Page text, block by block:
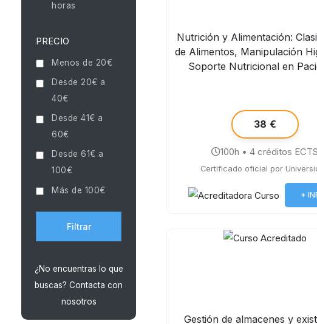
horas
PRECIO
Menos de 20€
Desde 20€ a
40€
Desde 41€ a
60€
Desde 61€ a
100€
Más de 100€
Filtrar
¿No encuentras lo que
buscas? Contacta con
nosotros
Nutrición y Alimentación:
de Alimentos, Manipulación
Soporte Nutricional en
38 €
100h • 4 créditos ECTS
Certificado oficial por
+
Gestión de almacenes y